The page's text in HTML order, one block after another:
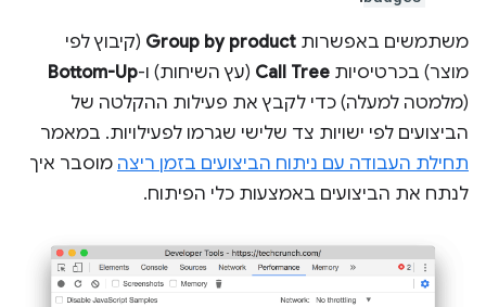
משתמשים באפשרות Group by product (קיבוץ לפי
מוצר) בכרטיסיות Call Tree (עץ השיחות) ו-Bottom-Up
(מלמטה למעלה) כדי לקבץ את פעילות ההקלטה של
הביצועים לפי ישויות צד שלישי שגרמו לפעילויות. במאמר
תחילת העבודה עם ניתוח הביצועים בזמן ריצה מוסבר איך
לנתח את הביצועים באמצעות כלי הפיתוח.